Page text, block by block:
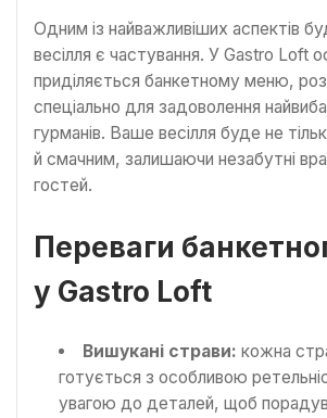
Одним із найважливіших аспектів
весілля є частування. У Gastro Loft
приділяється банкетному меню,
спеціально для задоволення
гурманів. Ваше весілля буде не
й смачним, залишаючи незабутні
гостей.
Переваги
у Gastro Loft
Вишукані страви: кожна
готується з особливою
увагою до деталей, щоб